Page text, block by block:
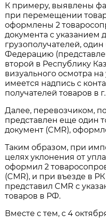
К примеру, выявлены
при перемещении
оформлены 2
документа с указанием
грузополучателей,
Федерацию
второй в Республику
визуального осмотра на
имеется надпись с
получателей товаров в
Далее, перевозчиком,
представлен еще один
документ (CMR),
Таким образом, при
целях уклонения от
оформил 2
(CMR), и при въезде в
представил CMR с
товаров в РФ.
Вместе с тем, с 4